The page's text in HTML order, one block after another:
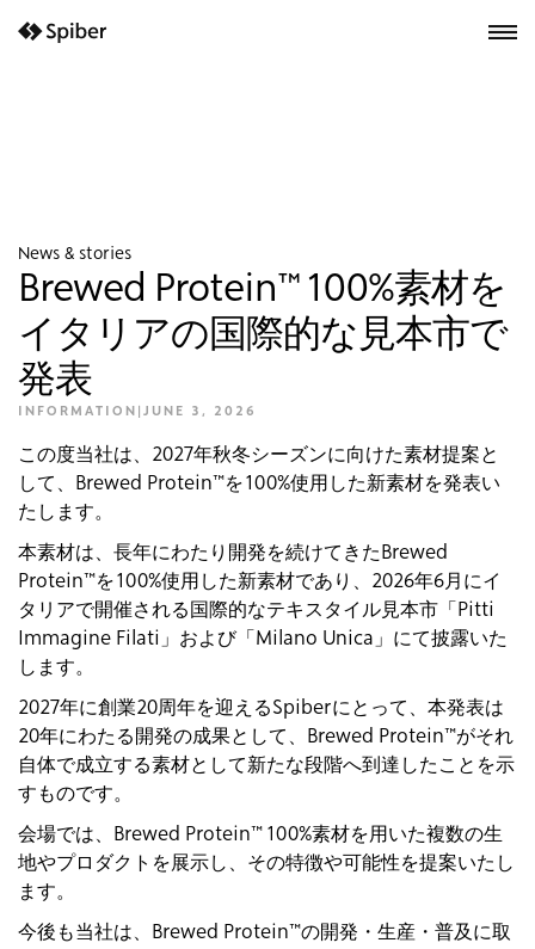
next-wp starter
News & stories
Brewed Protein™ 100%素材を
イタリアの国際的な見本市で
発表
INFORMATION | JUNE 3, 2026
この度当社は、2027年秋冬シーズンに向けた素材提案と
して、Brewed Protein™を100%使用した新素材を発表い
たします。
本素材は、長年にわたり開発を続けてきたBrewed
Protein™を100%使用した新素材であり、2026年6月にイ
タリアで開催される国際的なテキスタイル見本市「Pitti
Immagine Filati」および「Milano Unica」にて披露いた
します。
2027年に創業20周年を迎えるSpiberにとって、本発表は
20年にわたる開発の成果として、Brewed Protein™がそれ
自体で成立する素材として新たな段階へ到達したことを示
すものです。
会場では、Brewed Protein™ 100%素材を用いた複数の生
地やプロダクトを展示し、その特徴や可能性を提案いたし
ます。
今後も当社は、Brewed Protein™の開発・生産・普及に取